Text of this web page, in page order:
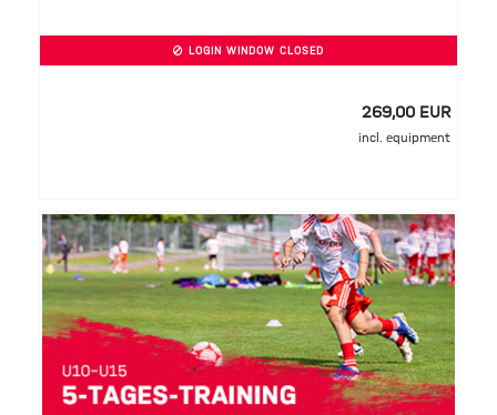
LOGIN WINDOW CLOSED
269,00 EUR
incl. equipment